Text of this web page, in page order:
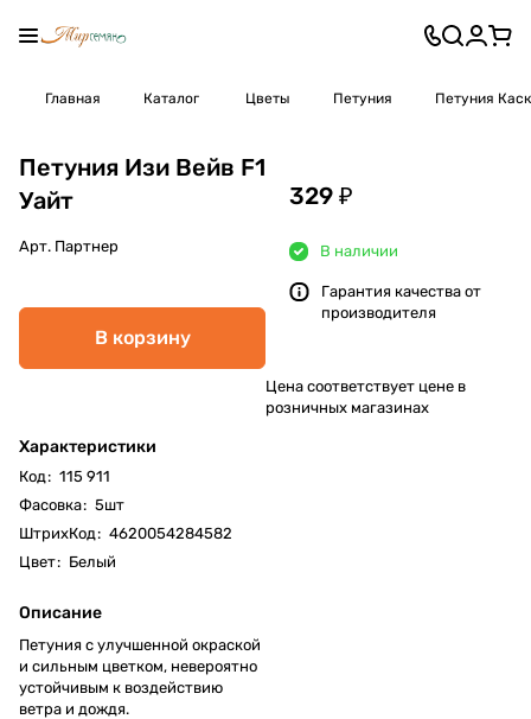
Главная Каталог Цветы Петуния Петуния
Петуния Изи Вейв F1
Уайт
Арт. Партнер
В корзину
Характеристики
Код: 115 911
Фасовка: 5шт
ШтрихКод: 4620054284582
Цвет: Белый
Описание
Петуния с улучшенной окраской
и сильным цветком, невероятно
устойчивым к воздействию
ветра и дождя.
329 ₽
В наличии
Гарантия качества от
производителя
Цена соответствует цене в
розничных магазинах